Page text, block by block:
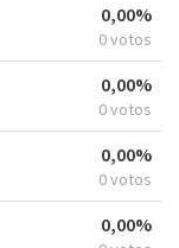
0,00%
0 votos
0,00%
0 votos
0,00%
0 votos
0,00%